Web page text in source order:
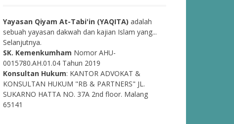
Yayasan Qiyam At-Tabi'in (YAQITA) adalah
sebuah yayasan dakwah dan kajian Islam yang...
Selanjutnya.
SK. Kemenkumham Nomor AHU-
0015780.AH.01.04 Tahun 2019
Konsultan Hukum: KANTOR ADVOKAT &
KONSULTAN HUKUM "RB & PARTNERS" JL.
SUKARNO HATTA NO. 37A 2nd floor. Malang
65141